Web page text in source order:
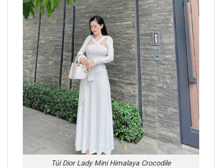
Túi Dior Lady Mini Himalaya Crocodile